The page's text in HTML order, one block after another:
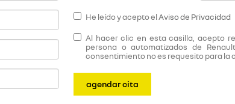
He leído y acepto el Aviso de Privacidad
Al hacer clic en esta casilla, acepto
persona o automatizados de
consentimiento no es requesito para la
agendar cita